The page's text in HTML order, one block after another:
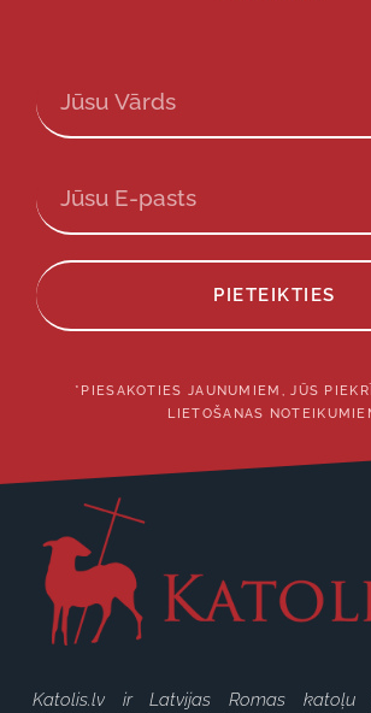
PIETEIKTIES
*PIESAKOTIES JAUNUMIEM, JŪS
LIETOŠANAS
Katolis.lv ir Latvijas Romas katoļu